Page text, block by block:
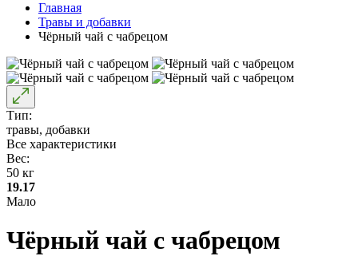
Главная
Травы и добавки
Чёрный чай с чабрецом
Тип:
травы, добавки
Все характеристики
Вес:
50 кг
19.17
Мало
Чёрный чай с чабрецом